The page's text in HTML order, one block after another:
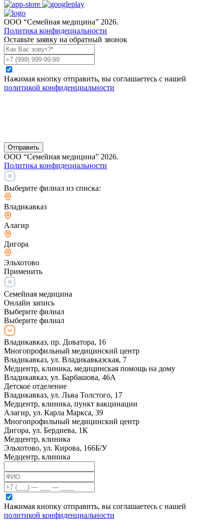
ООО “Семейная медицина” 2026.
Политика конфидециальности
Оставьте заявку на обратный звонок
Нажимая кнопку отправить, вы соглашаетесь с нашей
политикой конфиденциальности
Отправить
ООО “Семейная медицина” 2026.
Политика конфидециальности
Выберите филиал из списка:
Владикавказ
Алагир
Дигора
Эльхотово
Применить
Семейная медицина
Онлайн запись
Выберите филиал
Выберите филиал
Владикавказ, пр. Доватора, 16
Многопрофильный медицинский центр
Владикавказ, ул. Владикавказская, 7
Медцентр, клиника, медицинская помощь на дому
Владикавказ, ул. Барбашова, 46А
Детское отделение
Владикавказ, ул. Льва Толстого, 17
Медцентр, клиника, пункт вакцинации
Алагир, ул. Карла Маркса, 39
Многопрофильный медицинский центр
Дигора, ул. Бердиева, 1К
Медцентр, клиника
Эльхотово, ул. Кирова, 166Б/У
Медцентр, клиника
Нажимая кнопку отправить, вы соглашаетесь с нашей
политикой конфиденциальности